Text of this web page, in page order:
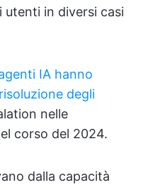
utenti in diversi casi
IA hanno
degli
nelle
corso del 2024.
dalla capacità